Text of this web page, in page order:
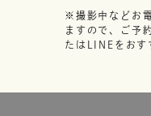
※撮影中などお
ますので、ご予
たはLINEをおす